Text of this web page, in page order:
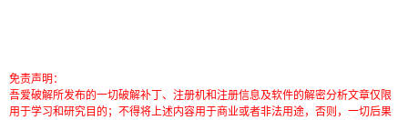
免责声明：
吾爱破解所发布的一切破解补丁、注册机和注册信息及软件的解密分析文章仅限
用于学习和研究目的；不得将上述内容用于商业或者非法用途，否则，一切后果